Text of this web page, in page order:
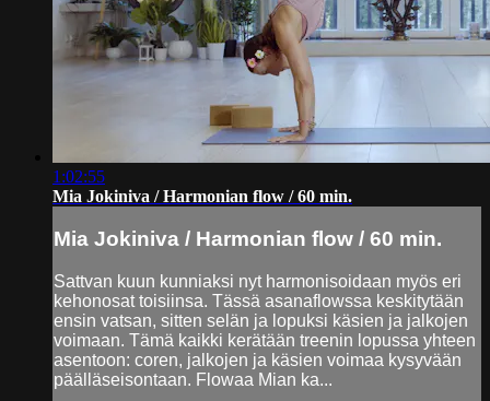
1:02:55
Mia Jokiniva / Harmonian flow / 60 min.
Mia Jokiniva / Harmonian flow / 60 min.
Sattvan kuun kunniaksi nyt harmonisoidaan myös eri
kehonosat toisiinsa. Tässä asanaflowssa keskitytään
ensin vatsan, sitten selän ja lopuksi käsien ja jalkojen
voimaan. Tämä kaikki kerätään treenin lopussa yhteen
asentoon: coren, jalkojen ja käsien voimaa kysyvään
päälläseisontaan. Flowaa Mian ka...